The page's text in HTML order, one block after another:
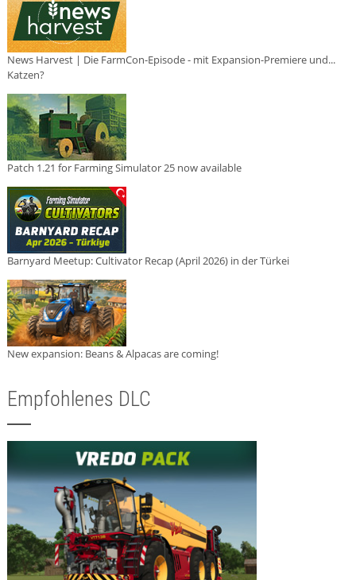
News Harvest | Die FarmCon-Episode - mit Expansion-Premiere und...
Katzen?
Patch 1.21 for Farming Simulator 25 now available
Barnyard Meetup: Cultivator Recap (April 2026) in der Türkei
New expansion: Beans & Alpacas are coming!
Empfohlenes DLC